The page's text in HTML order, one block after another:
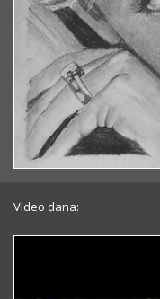
Video dana: